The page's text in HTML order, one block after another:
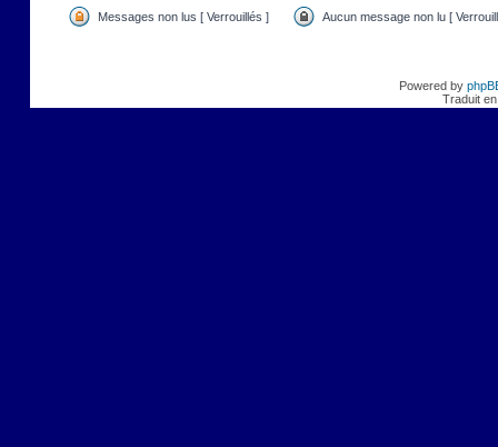
Messages non lus [ Verrouillés ] Aucun message non lu [
Powered by
Traduit